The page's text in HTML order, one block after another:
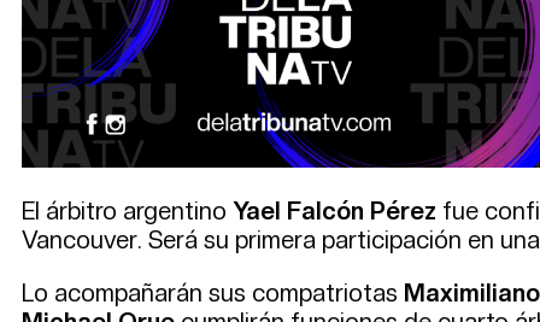
El árbitro argentino Yael Falcón Pérez fue
Vancouver. Será su primera participación en
Lo acompañarán sus compatriotas